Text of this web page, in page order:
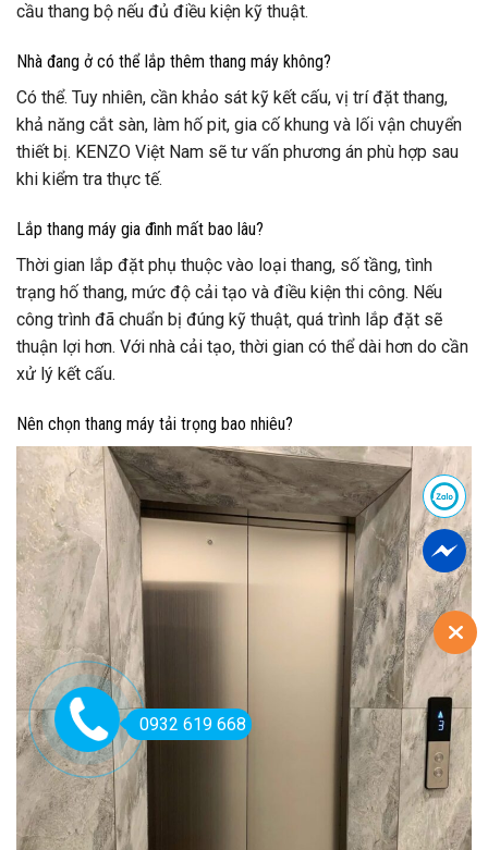
cầu thang bộ nếu đủ điều kiện kỹ thuật.
Nhà đang ở có thể lắp thêm thang máy không?
Có thể. Tuy nhiên, cần khảo sát kỹ kết cấu, vị trí đặt thang,
khả năng cắt sàn, làm hố pit, gia cố khung và lối vận chuyển
thiết bị. KENZO Việt Nam sẽ tư vấn phương án phù hợp sau
khi kiểm tra thực tế.
Lắp thang máy gia đình mất bao lâu?
Thời gian lắp đặt phụ thuộc vào loại thang, số tầng, tình
trạng hố thang, mức độ cải tạo và điều kiện thi công. Nếu
công trình đã chuẩn bị đúng kỹ thuật, quá trình lắp đặt sẽ
thuận lợi hơn. Với nhà cải tạo, thời gian có thể dài hơn do cần
xử lý kết cấu.
Nên chọn thang máy tải trọng bao nhiêu?
0932 619 668